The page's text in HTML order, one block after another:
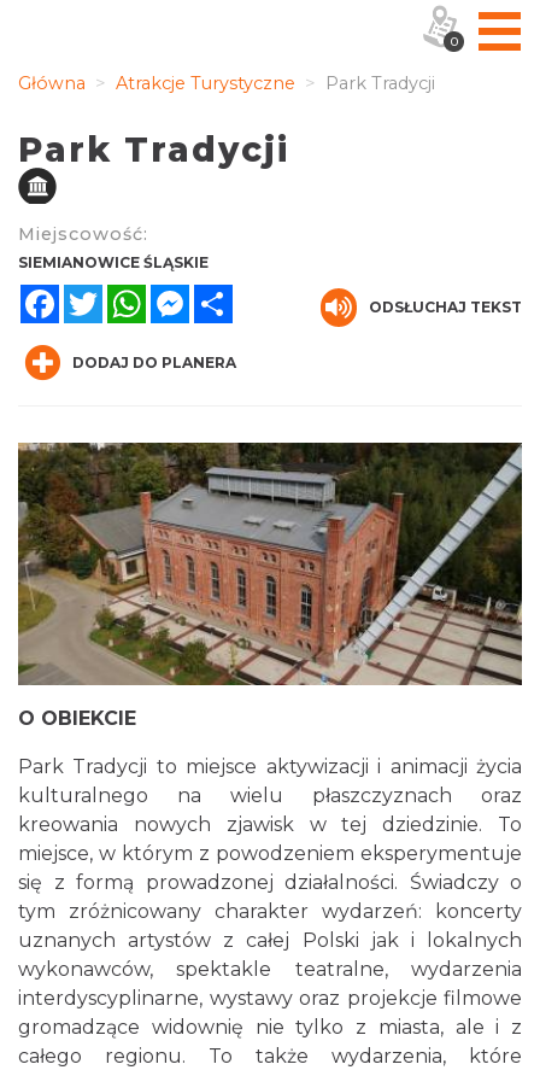
Główna Atrakcje Turystyczne Park Tradycji
Park Tradycji
Miejscowość:
SIEMIANOWICE ŚLĄSKIE
FacebookTwitterWhatsAppMessenger
ODSŁUCHAJ TEKST
DODAJ DO PLANERA
O OBIEKCIE
Park Tradycji to miejsce aktywizacji i animacji życia
kulturalnego na wielu płaszczyznach oraz
kreowania nowych zjawisk w tej dziedzinie. To
miejsce, w którym z powodzeniem eksperymentuje
się z formą prowadzonej działalności. Świadczy o
tym zróżnicowany charakter wydarzeń: koncerty
uznanych artystów z całej Polski jak i lokalnych
wykonawców, spektakle teatralne, wydarzenia
interdyscyplinarne, wystawy oraz projekcje filmowe
gromadzące widownię nie tylko z miasta, ale i z
całego regionu. To także wydarzenia, które
0